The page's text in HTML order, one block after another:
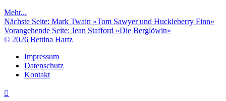
Mehr...
Nächste Seite: Mark Twain »Tom Sawyer und Huckleberry Finn«
Vorangehende Seite: Jean Stafford »Die Berglöwin«
© 2026 Bettina Hartz
Impressum
Datenschutz
Kontakt
